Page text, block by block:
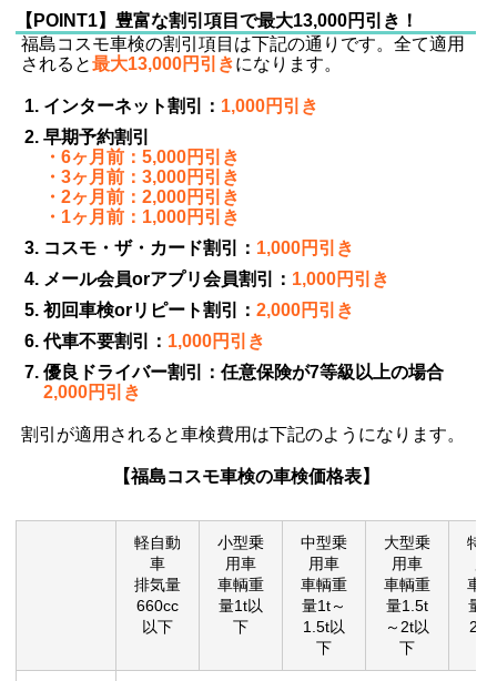
【POINT1】豊富な割引項目で最大13,000円引き！
福島コスモ車検の割引項目は下記の通りです。全て適用
されると最大13,000円引きになります。
インターネット割引： 1,000円引き
早期予約割引
・6ヶ月前：5,000円引き
・3ヶ月前：3,000円引き
・2ヶ月前：2,000円引き
・1ヶ月前：1,000円引き
コスモ・ザ・カード割引： 1,000円引き
メール会員orアプリ会員割引： 1,000円引き
初回車検orリピート割引：2,000円引き
代車不要割引： 1,000円引き
優良ドライバー割引：任意保険が7等級以上の場合
2,000円引き
割引が適用されると車検費用は下記のようになります。
【福島コスモ車検の車検価格表】
軽自動
車
排気量
660cc
以下
小型乗
用車
車輌重
量1t以
下
中型乗
用車
車輌重
量1t～
1.5t以
下
大型乗
用車
車輌重
量1.5t
～2t以
下
特
車
量